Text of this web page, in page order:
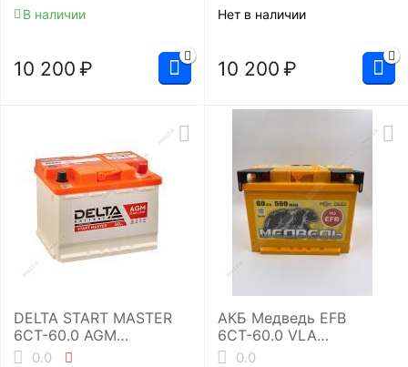
В наличии
10 200 ₽
Нет в наличии
10 200 ₽
DELTA START MASTER
6CT-60.0 AGM
(L2/660EN)
0.0
АКБ Медведь EFB
6СТ-60.0 VLA
(L2/560EN)
0.0